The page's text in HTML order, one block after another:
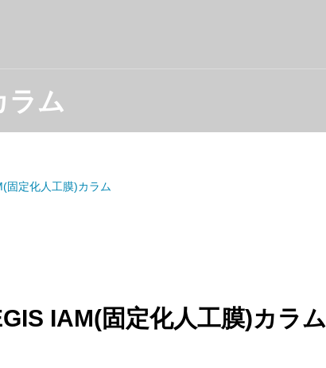
ラム
固定化人工膜)カラム
IAM(固定化人工膜)カラム